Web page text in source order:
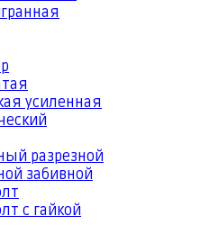
усиленная
разрезной
забивной
с гайкой